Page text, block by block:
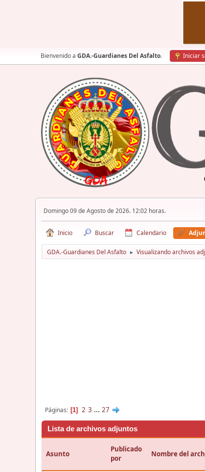
Bienvenido a GDA.-Guardianes Del Asfalto. Iniciar
Domingo 09 de Agosto de 2026. 12:02 horas.
Inicio Buscar Calendario
GDA.-Guardianes Del Asfalto ► Visualizando archivos
Páginas 1 2 3 ... 27
Lista de archivos adjuntos
Asunto
Publicado
por
Nombre del